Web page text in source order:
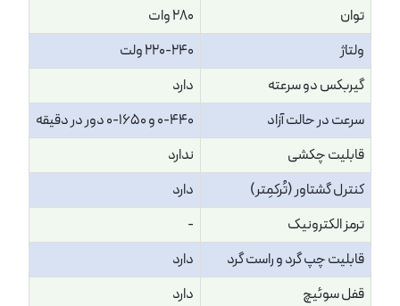
توان
280 وات
ولتاژ
220-240 ولت
گیربکس دو سرعته
دارد
سرعت در حالت آزاد
0-440 و 1650-0 دور در دقیقه
قابلیت چکشی
ندارد
کنترل گشتاور (تُرکمِتر)
دارد
ترمز الکترونیک
-
قابلیت چپ گرد و راست گرد
دارد
قفل سوئیچ
دارد